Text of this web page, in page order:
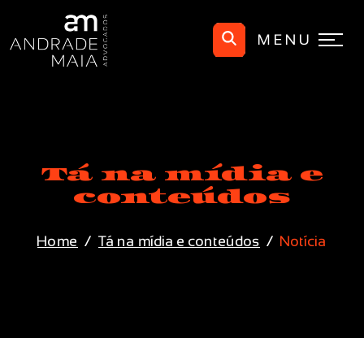
MENU
Tá na mídia e
conteúdos
Home Tá na mídia e conteúdos Notícia